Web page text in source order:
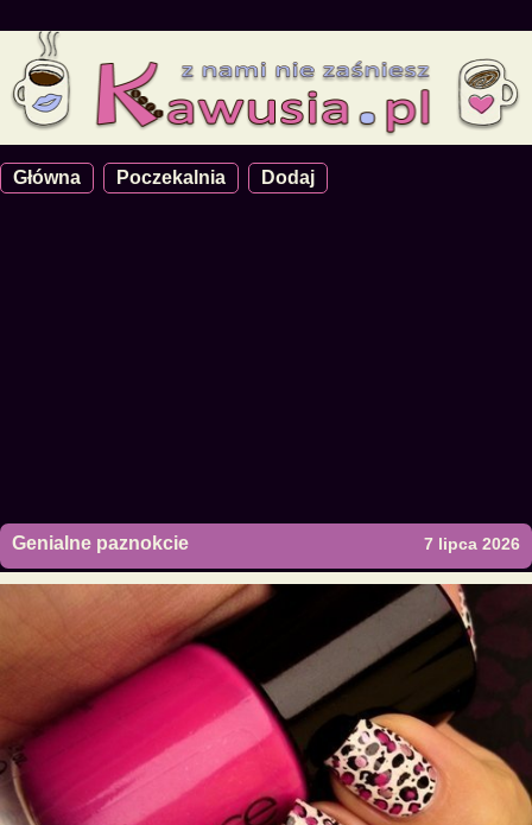
Główna Poczekalnia Dodaj
Genialne paznokcie 7 lipca 2026